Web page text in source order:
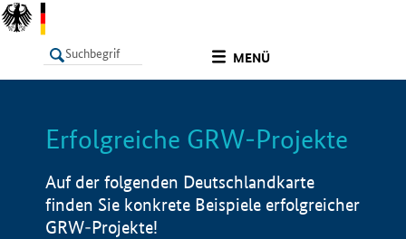
MENÜ
LISTE Info
Erfolgreiche GRW-Projekte
Auf der folgenden Deutschlandkarte
finden Sie konkrete Beispiele erfolgreicher
GRW-Projekte!